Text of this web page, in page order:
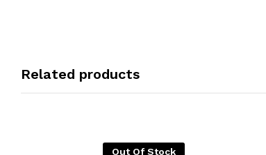
Related products
Out Of Stock